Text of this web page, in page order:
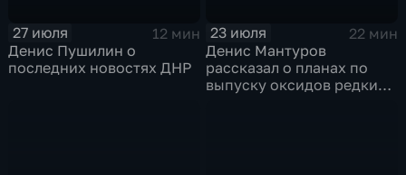
27 июля
12 мин
Денис Пушилин о
последних новостях ДНР
23 июля
22 мин
Денис Мантуров
рассказал о планах по
выпуску оксидов редких